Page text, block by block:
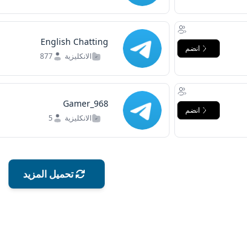
انضم
English Chatting
الانكليزية 877
انضم
Gamer_968
الانكليزية 5
تحميل المزيد